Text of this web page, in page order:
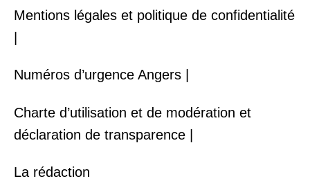
Mentions légales et politique de confidentialité
Numéros d’urgence Angers |
Charte d’utilisation et de modération et
déclaration de transparence |
La rédaction